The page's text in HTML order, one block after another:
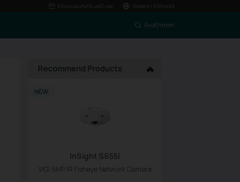
Επικοινωνήστε μαζί μας Greece / Ελληνικά
Αναζήτηση
Recommend Products
InSight S655I
VIGI 5MP IR Fisheye Network Camera
NEW